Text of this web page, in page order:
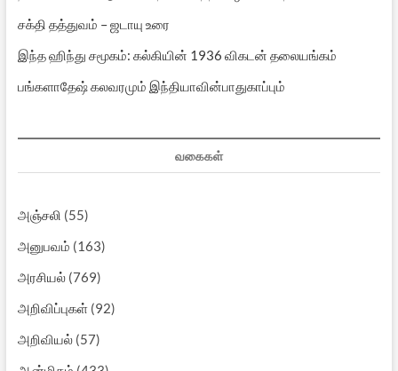
சக்தி தத்துவம் – ஜடாயு உரை
இந்த ஹிந்து சமூகம்: கல்கியின் 1936 விகடன் தலையங்கம்
பங்களாதேஷ் கலவரமும் இந்தியாவின்பாதுகாப்பும்
வகைகள்
அஞ்சலி (55)
அனுபவம் (163)
அரசியல்(769)
அறிவிப்புகள்(92)
அறிவியல்(57)